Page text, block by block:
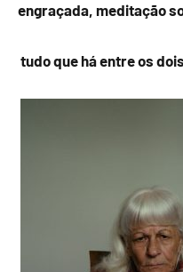
engraçada, meditação
tudoque há entre os dois